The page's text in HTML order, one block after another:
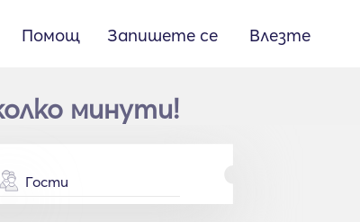
Помощ Запишете се Влезте
минути!
Гости